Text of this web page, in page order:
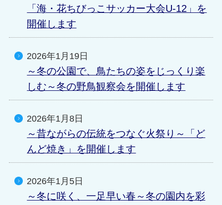
「海・花ちびっこサッカー大会U-12」を
開催します
2026年1月19日
～冬の公園で、鳥たちの姿をじっくり楽
しむ～冬の野鳥観察会を開催します
2026年1月8日
～昔ながらの伝統をつなぐ火祭り～「ど
んど焼き」を開催します
2026年1月5日
～冬に咲く、一足早い春～冬の園内を彩